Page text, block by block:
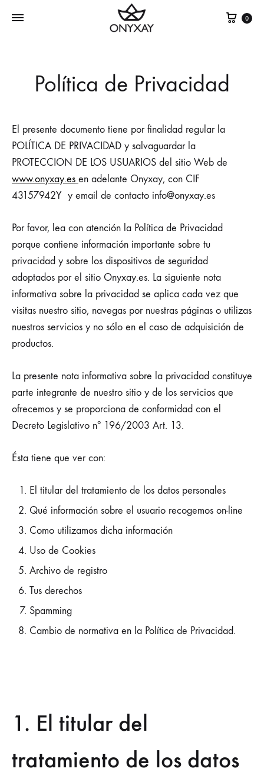
Cesta
0
Política de Privacidad
El presente documento tiene por finalidad regular la
POLÍTICA DE PRIVACIDAD y salvaguardar la
PROTECCION DE LOS USUARIOS del sitio Web de
www.onyxay.es en adelante Onyxay, con CIF
43157942Y y email de contacto info@onyxay.es
Por favor, lea con atención la Política de Privacidad
porque contiene información importante sobre tu
privacidad y sobre los dispositivos de seguridad
adoptados por el sitio Onyxay.es. La siguiente nota
informativa sobre la privacidad se aplica cada vez que
visitas nuestro sitio, navegas por nuestras páginas o utilizas
nuestros servicios y no sólo en el caso de adquisición de
productos.
La presente nota informativa sobre la privacidad constituye
parte integrante de nuestro sitio y de los servicios que
ofrecemos y se proporciona de conformidad con el
Decreto Legislativo nº 196/2003 Art. 13.
Ésta tiene que ver con:
El titular del tratamiento de los datos personales
Qué información sobre el usuario recogemos on-line
Como utilizamos dicha información
Uso de Cookies
Archivo de registro
Tus derechos
Spamming
Cambio de normativa en la Política de Privacidad.
1. El titular del
tratamiento de los datos